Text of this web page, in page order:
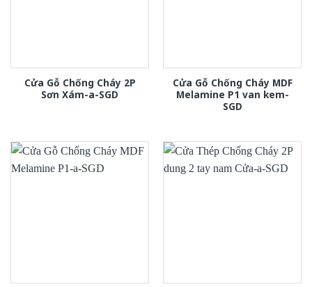
Cửa Gỗ Chống Cháy 2P
Sơn Xám-a-SGD
Cửa Gỗ Chống Cháy MDF
Melamine P1 van kem-
SGD